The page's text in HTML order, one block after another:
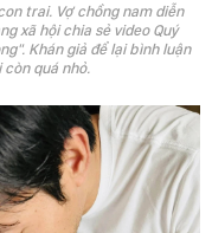
trai. Vợ chồng nam diễn
xã hội chia sẻ video Quý
Khán giả để lại bình luận
quá nhỏ.